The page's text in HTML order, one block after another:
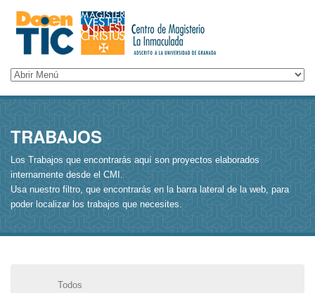
TRABAJOS
Los Trabajos que encontrarás aquí son proyectos elaborados
internamente desde el CMI.
Usa nuestro filtro, que encontrarás en la barra lateral de la web, para
poder localizar los trabajos que necesites.
Todos